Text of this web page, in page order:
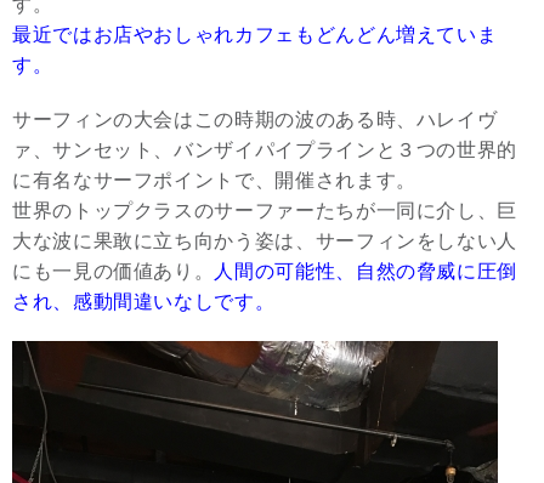
最近ではお店やおしゃれカフェもどんどん増えていま
す。
サーフィンの大会はこの時期の波のある時、ハレイヴ
ァ、サンセット、バンザイパイプラインと３つの世界的
に有名なサーフポイントで、開催されます。
世界のトップクラスのサーファーたちが一同に介し、巨
大な波に果敢に立ち向かう姿は、サーフィンをしない人
にも一見の価値あり。 人間の可能性、自然の脅威に圧倒
され、感動間違いなしです。